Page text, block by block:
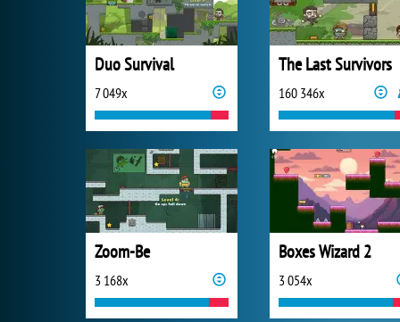
Duo Survival
7 049x
The Last Survivors
160 346x
Zoom-Be
3 168x
Boxes Wizard 2
3 054x